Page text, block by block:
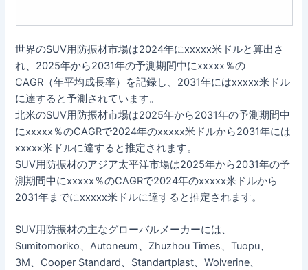
世界のSUV用防振材市場は2024年にxxxxx米ドルと算出さ
れ、2025年から2031年の予測期間中にxxxxx％の
CAGR（年平均成長率）を記録し、2031年にはxxxxx米ドル
に達すると予測されています。
北米のSUV用防振材市場は2025年から2031年の予測期間中
にxxxxx％のCAGRで2024年のxxxxx米ドルから2031年には
xxxxx米ドルに達すると推定されます。
SUV用防振材のアジア太平洋市場は2025年から2031年の予
測期間中にxxxxx％のCAGRで2024年のxxxxx米ドルから
2031年までにxxxxx米ドルに達すると推定されます。
SUV用防振材の主なグローバルメーカーには、
Sumitomoriko、Autoneum、Zhuzhou Times、Tuopu、
3M、Cooper Standard、Standartplast、Wolverine、